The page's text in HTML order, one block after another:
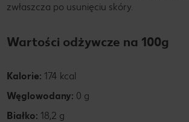
zwłaszcza po usunięciu skóry.
Wartości odżywcze na 100g
Kalorie: 174 kcal
Węglowodany: 0 g
Białko: 18,2 g